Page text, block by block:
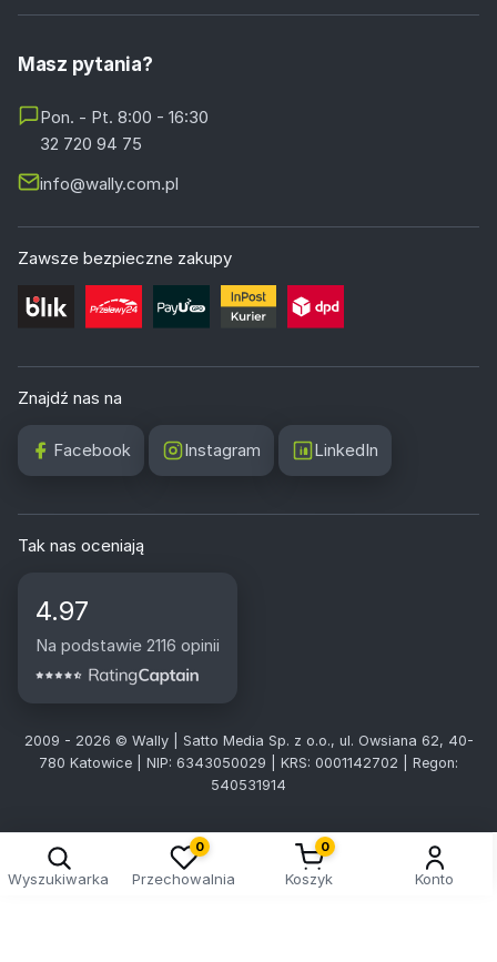
Masz pytania?
Pon. - Pt. 8:00 - 16:30
32 720 94 75
info@wally.com.pl
Zawsze bezpieczne zakupy
Znajdź nas na
Facebook Instagram LinkedIn
Tak nas oceniają
4.97
Na podstawie 2116 opinii
2009 - 2026 © Wally | Satto Media Sp. z o.o., ul. Owsiana 62, 40-
780 Katowice | NIP: 6343050029 | KRS: 0001142702 | Regon:
540531914
Wyszukiwarka
0
Przechowalnia
0
Koszyk Konto